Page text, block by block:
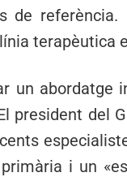
de
terapèutica
un abordatge
president del
i un